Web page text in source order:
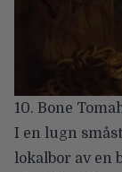
10. Bone
I en lugn
lokalbor av en